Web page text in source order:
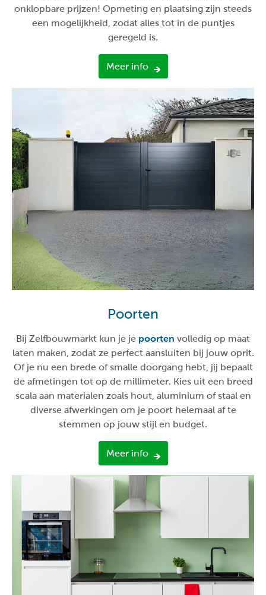
onklopbare prijzen! Opmeting en plaatsing zijn steeds
een mogelijkheid, zodat alles tot in de puntjes
geregeld is.
Meer info
Poorten
Bij Zelfbouwmarkt kun je je poorten volledig op maat
laten maken, zodat ze perfect aansluiten bij jouw oprit.
Of je nu een brede of smalle doorgang hebt, jij bepaalt
de afmetingen tot op de millimeter. Kies uit een breed
scala aan materialen zoals hout, aluminium of staal en
diverse afwerkingen om je poort helemaal af te
stemmen op jouw stijl en budget.
Meer info